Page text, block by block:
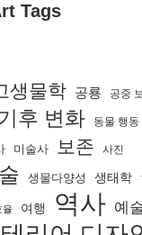
Tags
생물학 공룡 공중
후 변화 동물 행동
미술사 보존 사진
생물다양성 생태학
율 여행 역사 예